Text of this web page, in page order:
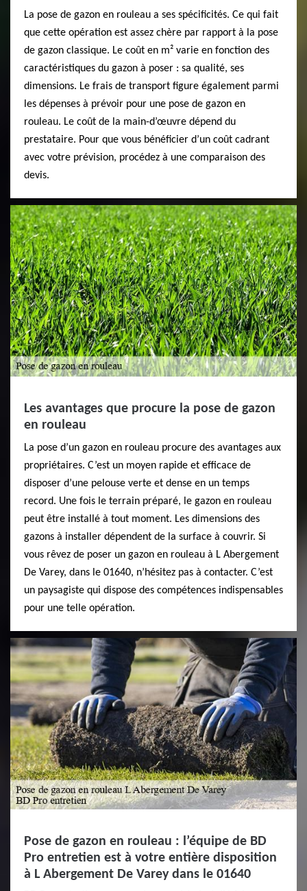
La pose de gazon en rouleau a ses spécificités. Ce qui fait
que cette opération est assez chère par rapport à la pose
de gazon classique. Le coût en m² varie en fonction des
caractéristiques du gazon à poser : sa qualité, ses
dimensions. Le frais de transport figure également parmi
les dépenses à prévoir pour une pose de gazon en
rouleau. Le coût de la main-d’œuvre dépend du
prestataire. Pour que vous bénéficier d’un coût cadrant
avec votre prévision, procédez à une comparaison des
devis.
Les avantages que procure la pose de gazon
en rouleau
La pose d’un gazon en rouleau procure des avantages aux
propriétaires. C’est un moyen rapide et efficace de
disposer d’une pelouse verte et dense en un temps
record. Une fois le terrain préparé, le gazon en rouleau
peut être installé à tout moment. Les dimensions des
gazons à installer dépendent de la surface à couvrir. Si
vous rêvez de poser un gazon en rouleau à L Abergement
De Varey, dans le 01640, n’hésitez pas à contacter. C’est
un paysagiste qui dispose des compétences indispensables
pour une telle opération.
Pose de gazon en rouleau : l’équipe de BD
Pro entretien est à votre entière disposition
à L Abergement De Varey dans le 01640